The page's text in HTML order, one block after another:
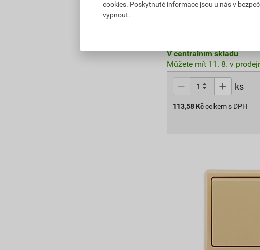
162,26 Kč
V centrálním skladu
Můžete mít 11. 8. v
ks
113,58 Kč celkem s DPH
cookies. Poskytnuté informace jsou u nás v
vypnout.